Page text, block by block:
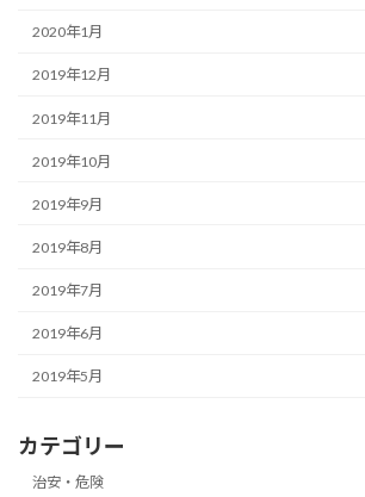
2020年1月
2019年12月
2019年11月
2019年10月
2019年9月
2019年8月
2019年7月
2019年6月
2019年5月
カテゴリー
治安・危険